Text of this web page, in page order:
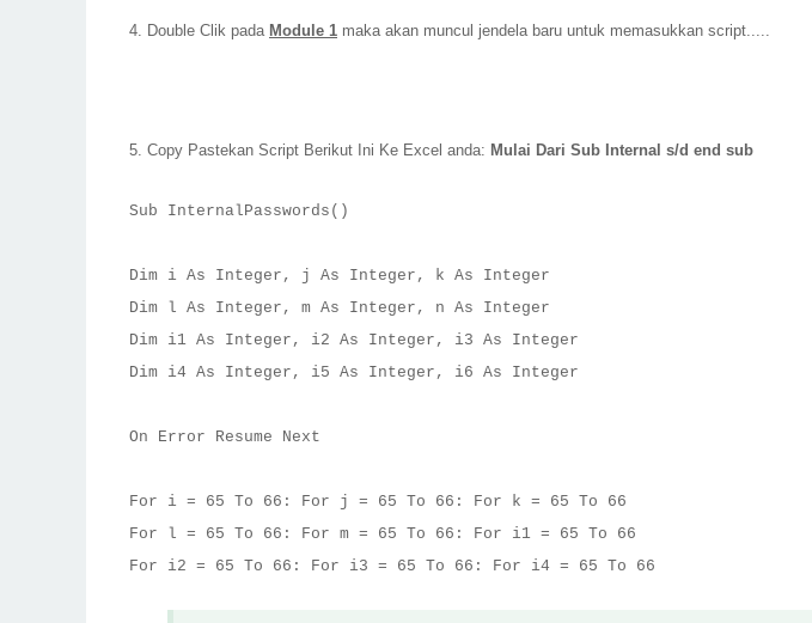
4. Double Clik pada Module 1 maka akan muncul jendela baru untuk memasukkan script.....
5. Copy Pastekan Script Berikut Ini Ke Excel anda: Mulai Dari Sub Internal s/d end sub
Sub InternalPasswords()
Dim i As Integer, j As Integer, k As Integer
Dim l As Integer, m As Integer, n As Integer
Dim i1 As Integer, i2 As Integer, i3 As Integer
Dim i4 As Integer, i5 As Integer, i6 As Integer
On Error Resume Next
For i = 65 To 66: For j = 65 To 66: For k = 65 To 66
For l = 65 To 66: For m = 65 To 66: For i1 = 65 To 66
For i2 = 65 To 66: For i3 = 65 To 66: For i4 = 65 To 66